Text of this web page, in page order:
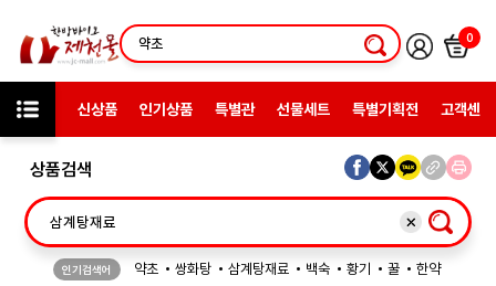
0
신상품 인기상품 특별관 선물세트 특별기획전 고객센터
상품검색
인기검색어 약초 쌍화탕 삼계탕재료 백숙 황기 꿀
한약